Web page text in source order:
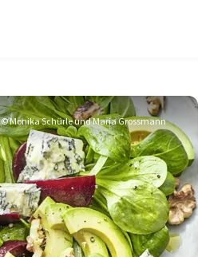
© Monika Schürle und Maria Grossmann